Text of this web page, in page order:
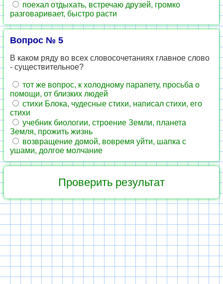
поехал отдыхать, встречаю друзей, громко
разговаривает, быстро расти
Вопрос № 5
В каком ряду во всех словосочетаниях главное слово
- существительное?
тот же вопрос, к холодному парапету, просьба о
помощи, от близких людей
стихи Блока, чудесные стихи, написал стихи, его
стихи
учебник биологии, строение Земли, планета
Земля, прожить жизнь
возвращение домой, вовремя уйти, шапка с
ушами, долгое молчание